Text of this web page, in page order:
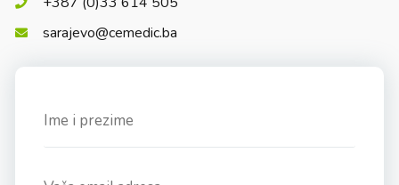
sarajevo@cemedic.ba